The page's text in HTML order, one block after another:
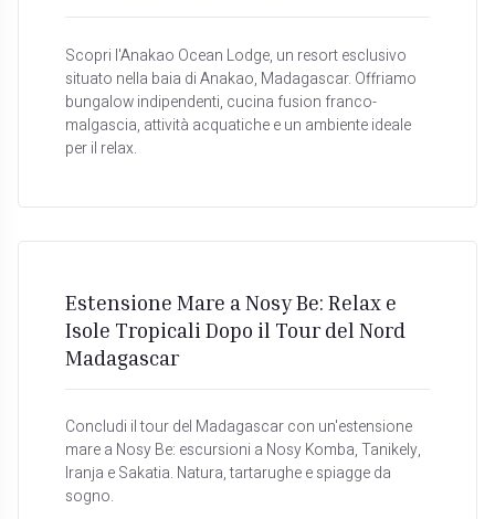
Scopri l'Anakao Ocean Lodge, un resort esclusivo
situato nella baia di Anakao, Madagascar. Offriamo
bungalow indipendenti, cucina fusion franco-
malgascia, attività acquatiche e un ambiente ideale
per il relax.
Estensione Mare a Nosy Be: Relax e
Isole Tropicali Dopo il Tour del Nord
Madagascar
Concludi il tour del Madagascar con un'estensione
mare a Nosy Be: escursioni a Nosy Komba, Tanikely,
Iranja e Sakatia. Natura, tartarughe e spiagge da
sogno.